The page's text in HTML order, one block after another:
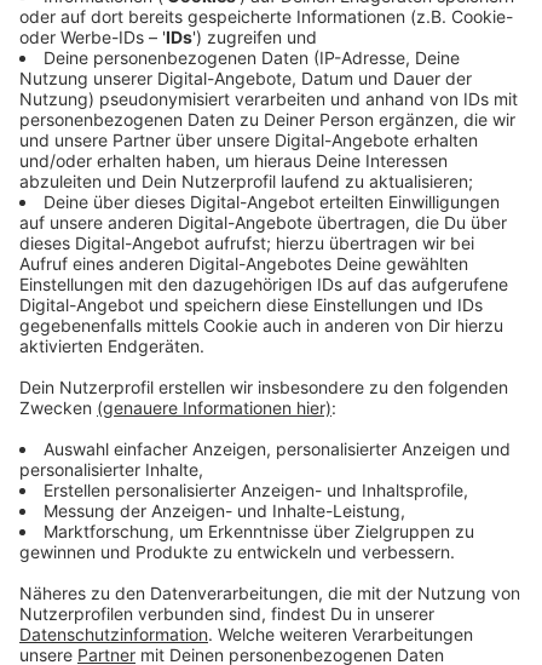
Das sollen die Vorgaben zu Geisterspielen
sein
Anzeige
Eine "Task Force" der DFL hat dabei festgelegt
(Stand: Ende April), wie die Geisterspiele in den
Stadien unter Beachtung der Hygienemaßnahmen
korrekt ablaufen sollen. Das 50-seitige Konzept sieht
vor, dass eine begrenzte Zahl an zugelassenen
Personen in den Stadien zugelassen wird: 98 im
Stadioninnenraum (darunter die Mannschaften), 115 im
Außengelände - je nach Stadiongröße. Außerdem seien
regelmäßige Corona-Tests aller Beteiligten geplant.
Der Profifußball würde nicht einmal 0,4 Prozent der
verfügbaren Testkapazität für sich beanspruchen, so
Anzeige